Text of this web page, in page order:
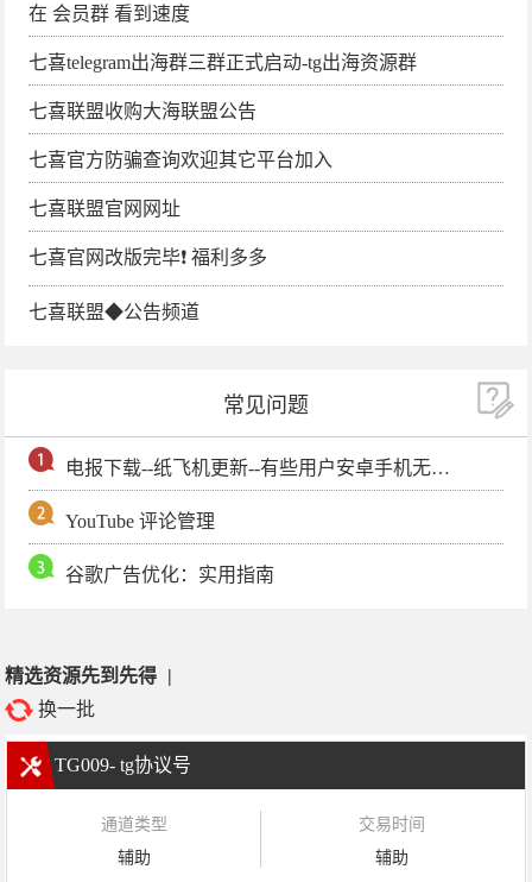
在 会员群 看到速度
七喜telegram出海群三群正式启动-tg出海资源群
七喜联盟收购大海联盟公告
七喜官方防骗查询欢迎其它平台加入
七喜联盟官网网址
七喜官网改版完毕❗️ 福利多多
七喜联盟◆公告频道
常见问题
电报下载--纸飞机更新--有些用户安卓手机无法更新电报软件
YouTube 评论管理
谷歌广告优化：实用指南
精选资源先到先得 |
换一批
TG009- tg协议号
通道类型
辅助
交易时间
辅助